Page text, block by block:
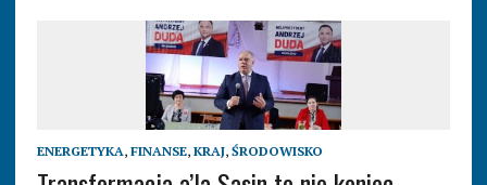
ENERGETYKA, FINANSE, KRAJ, ŚRODOWISKO